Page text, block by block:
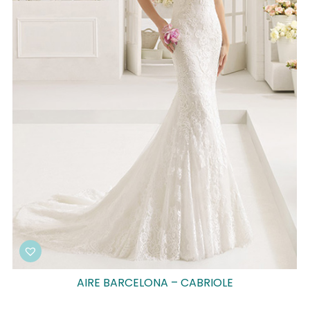
AIRE BARCELONA – CABRIOLE